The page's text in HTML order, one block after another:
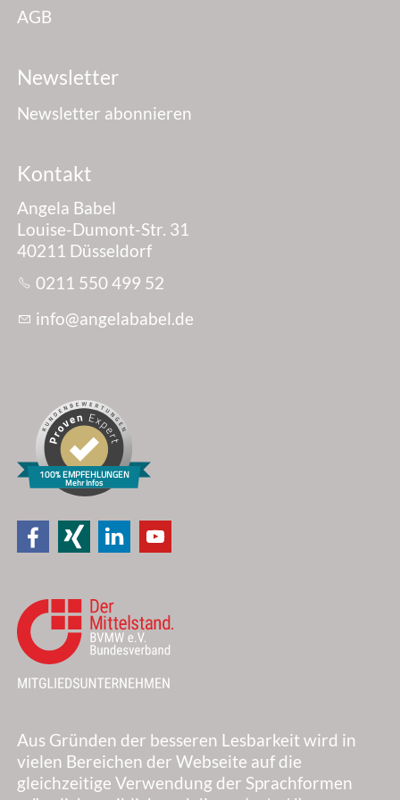
Ich bin...*
Geschlecht*
männlich weiblich divers
Ich interessiere mich für ein kostenloses Erstgespräch zum
Thema...
Ich habe dieDatenschutzerklärung
akzeptiere diese.
SENDEN
(Mit diesem Test werden Ihre Daten für die Zusendung meines
AGB
Newsletter
Newsletter abonnieren
Kontakt
Angela Babel
Louise-Dumont-Str. 31
40211 Düsseldorf
0211 550 499 52
nf
ng l b b l d
100% EMPFEHLUNGEN
Mehr Infos
Aus Gründen der besseren Lesbarkeit wird in
vielen Bereichen der Webseite auf die
gleichzeitige Verwendung der Sprachformen